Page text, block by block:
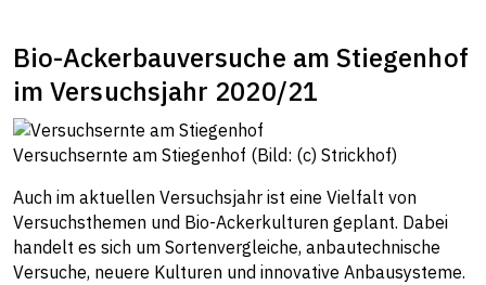
Bio-Ackerbauversuche am Stiegenhof
im Versuchsjahr 2020/21
Versuchsernte am Stiegenhof (Bild: (c) Strickhof)
Auch im aktuellen Versuchsjahr ist eine Vielfalt von
Versuchsthemen und Bio-Ackerkulturen geplant. Dabei
handelt es sich um Sortenvergleiche, anbautechnische
Versuche, neuere Kulturen und innovative Anbausysteme.